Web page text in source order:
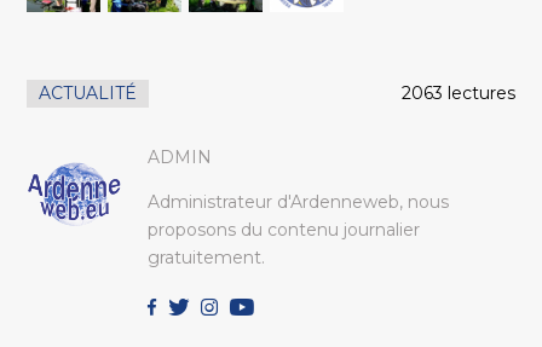
ACTUALITÉ 2063 lectures
ADMIN
Administrateur d'Ardenneweb, nous
proposons du contenu journalier
gratuitement.